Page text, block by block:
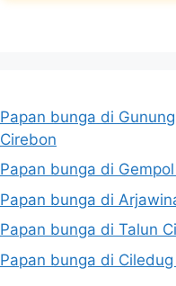
Papan bunga di
Cirebon
Papan bunga di
Papan bunga di
Papan bunga di Talun
Papan bunga di